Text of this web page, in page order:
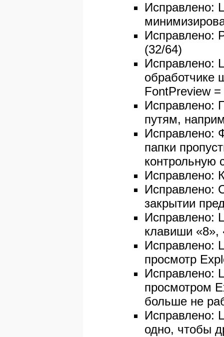
Исправлено:
Исправлено:
(32/64)
Исправлено:
обработчике
FontPreview
Исправлено:
путям,
Исправлено:
папки
контрольную
Исправлено:
Исправлено:
закрытии
Исправлено:
клавиши «8»,
Исправлено:
просмотр
Исправлено:
просмотром
больше не
Исправлено:
одно, чтобы